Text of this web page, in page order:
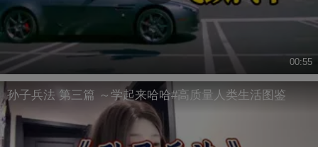
00:55
孙子兵法 第三篇 ～学起来哈哈#高质量人类生活图鉴